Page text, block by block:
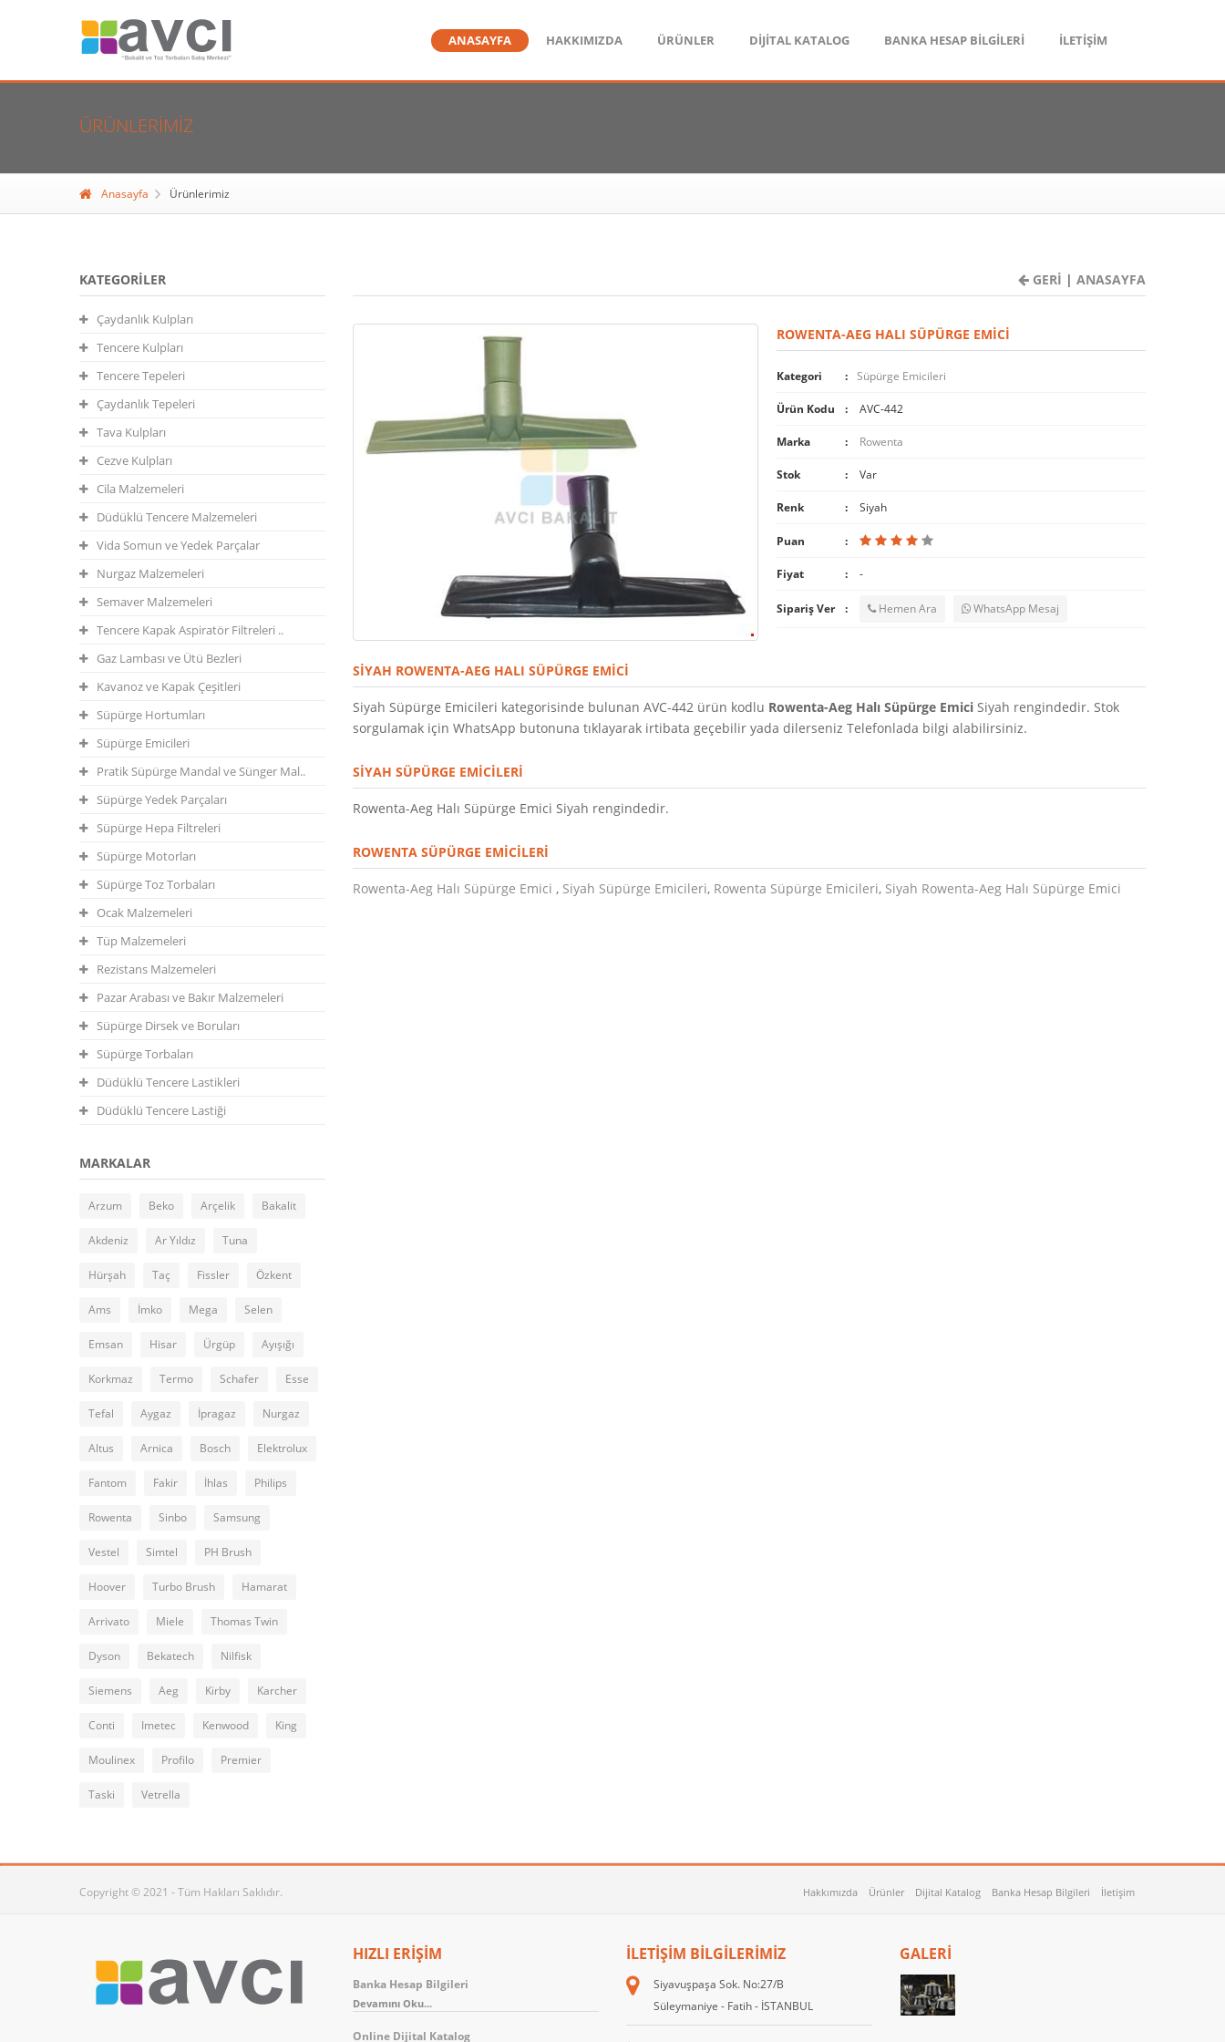
ANASAYFA HAKKIMIZDA ÜRÜNLER DİJİTAL KATALOG BANKA HESAP BİLGİLERİ İLETİŞİM
ÜRÜNLERIMIZ
Anasayfa Ürünlerimiz
KATEGORILER
Çaydanlık Kulpları
Tencere Kulpları
Tencere Tepeleri
Çaydanlık Tepeleri
Tava Kulpları
Cezve Kulpları
Cila Malzemeleri
Düdüklü Tencere Malzemeleri
Vida Somun ve Yedek Parçalar
Nurgaz Malzemeleri
Semaver Malzemeleri
Tencere Kapak Aspiratör Filtreleri ..
Gaz Lambası ve Ütü Bezleri
Kavanoz ve Kapak Çeşitleri
Süpürge Hortumları
Süpürge Emicileri
Pratik Süpürge Mandal ve Sünger Mal..
Süpürge Yedek Parçaları
Süpürge Hepa Filtreleri
Süpürge Motorları
Süpürge Toz Torbaları
Ocak Malzemeleri
Tüp Malzemeleri
Rezistans Malzemeleri
Pazar Arabası ve Bakır Malzemeleri
Süpürge Dirsek ve Boruları
Süpürge Torbaları
Düdüklü Tencere Lastikleri
Düdüklü Tencere Lastiği
MARKALAR
Arzum Beko Arçelik Bakalit
Akdeniz Ar Yıldız Tuna
Hürşah Taç Fissler Özkent
Ams İmko Mega Selen
Emsan Hisar Ürgüp Ayışığı
Korkmaz Termo Schafer Esse
Tefal Aygaz İpragaz Nurgaz
Altus Arnica Bosch Elektrolux
Fantom Fakir İhlas Philips
Rowenta Sinbo Samsung
Vestel Simtel PH Brush
Hoover Turbo Brush Hamarat
Arrivato Miele Thomas Twin
Dyson Bekatech Nilfisk
Siemens Aeg Kirby Karcher
Conti Imetec Kenwood King
Moulinex Profilo Premier
Taski Vetrella
GERİ | ANASAYFA
ROWENTA-AEG HALI SÜPÜRGE EMICI
Kategori Süpürge Emicileri
Ürün Kodu AVC-442
Marka Rowenta
Stok Var
Renk Siyah
Puan
Fiyat -
Sipariş Ver Hemen Ara WhatsApp Mesaj
SIYAH ROWENTA-AEG HALI SÜPÜRGE EMICI
Siyah Süpürge Emicileri kategorisinde bulunan AVC-442 ürün kodlu Rowenta-Aeg Halı Süpürge Emici Siyah rengindedir. Stok
sorgulamak için WhatsApp butonuna tıklayarak irtibata geçebilir yada dilerseniz Telefonlada bilgi alabilirsiniz.
SIYAH SÜPÜRGE EMICILERI
Rowenta-Aeg Halı Süpürge Emici Siyah rengindedir.
ROWENTA SÜPÜRGE EMICILERI
Rowenta-Aeg Halı Süpürge Emici , Siyah Süpürge Emicileri, Rowenta Süpürge Emicileri, Siyah Rowenta-Aeg Halı Süpürge Emici
Copyright © 2021 - Tüm Hakları Saklıdır. Hakkımızda Ürünler Dijital Katalog Banka Hesap Bilgileri İletişim
HIZLI ERİŞİM
Banka Hesap Bilgileri
Devamını Oku...
Online Dijital Katalog
İLETIŞIM BILGILERIMIZ
Siyavuşpaşa Sok. No:27/B
Süleymaniye - Fatih - İSTANBUL
GALERİ